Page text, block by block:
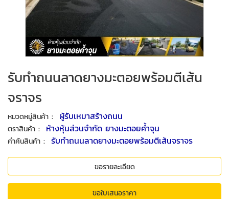
รับทำถนนลาดยางมะตอยพร้อมตีเส้น
จราจร
หมวดหมู่สินค้า : ผู้รับเหมาสร้างถนน
ตราสินค้า : ห้างหุ้นส่วนจำกัด ยางมะตอยค้ำจุน
คำค้นสินค้า : รับทำถนนลาดยางมะตอยพร้อมตีเส้นจราจร
ขอรายละเอียด
ขอใบเสนอราคา